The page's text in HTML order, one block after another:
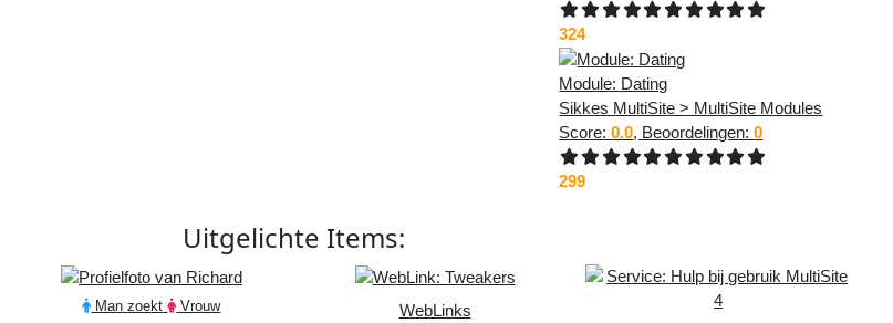
324
Module: Dating
Sikkes MultiSite > MultiSite Modules
Score:0.0, Beoordelingen:0
299
Uitgelichte Items:
Manzoekt Vrouw
WebLinks